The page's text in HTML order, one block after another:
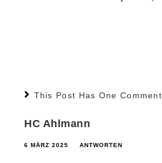
This Post Has One Comment
HC Ahlmann
6 MÄRZ 2025 ANTWORTEN